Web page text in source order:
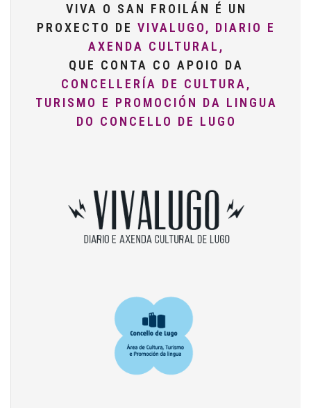
VIVA O SAN FROILÁN É UN
PROXECTO DE VIVALUGO, DIARIO E
AXENDA CULTURAL,
QUE CONTA CO APOIO DA
CONCELLERÍA DE CULTURA,
TURISMO E PROMOCIÓN DA LINGUA
DO CONCELLO DE LUGO